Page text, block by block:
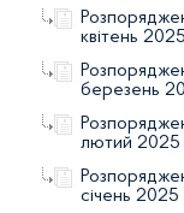
квітень
березень
лютий 2025
січень